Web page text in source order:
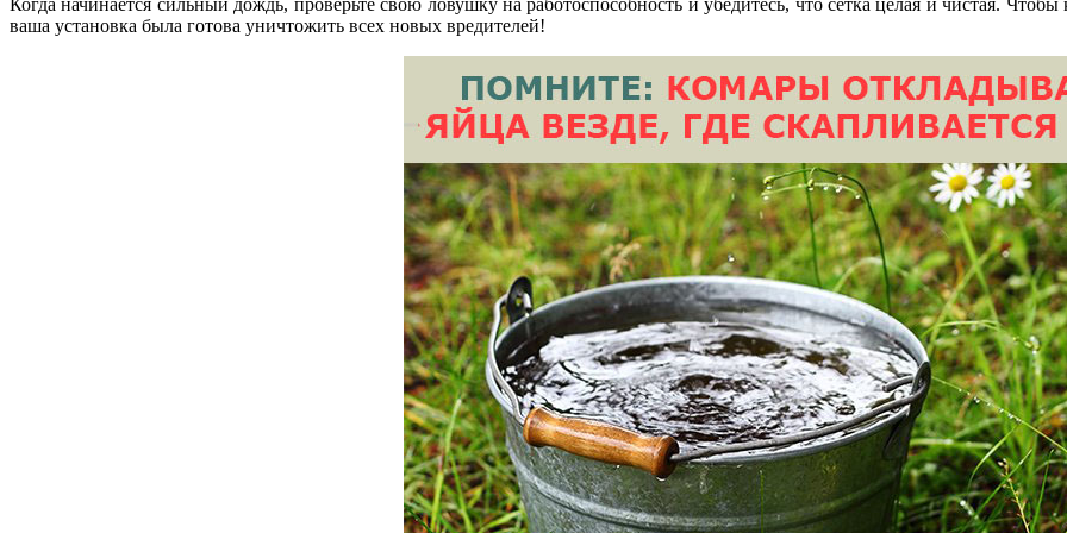
Когда начинается сильный дождь, проверьте свою ловушку на работоспособность и убедитесь, что сетка целая и чистая.
ваша установка была готова уничтожить всех новых вредителей!